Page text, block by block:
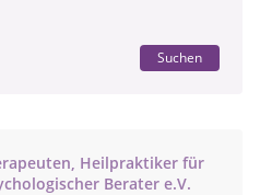
Suchen
Heilpraktiker für
Berater e.V.